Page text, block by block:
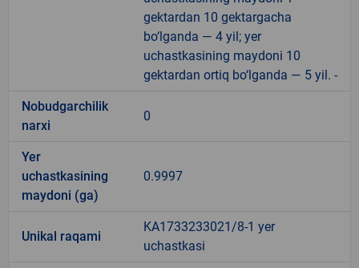
gektardan 10 gektargacha
bo‘lganda — 4 yil; yer
uchastkasining maydoni 10
gektardan ortiq bo‘lganda — 5 yil. -
Nobudgarchilik
narxi
0
Yer
uchastkasining
maydoni (ga)
0.9997
Unikal raqami
KA1733233021/8-1 yer
uchastkasi